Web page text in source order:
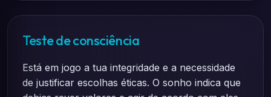
Teste de consciência
Está em jogo a tua integridade e a necessidade
de justificar escolhas éticas. O sonho indica que